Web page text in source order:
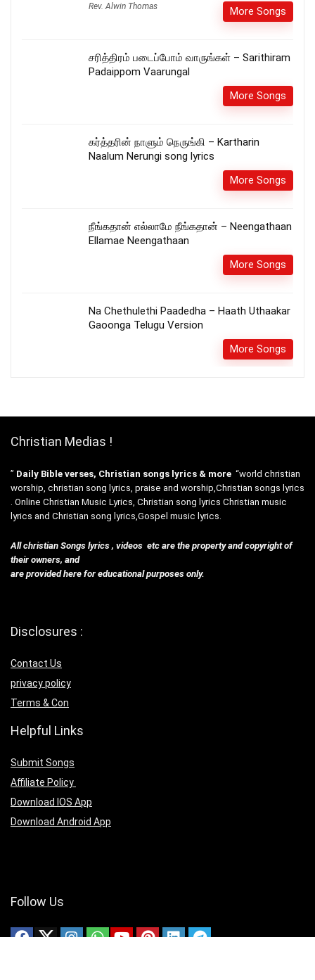
Rev. Alwin Thomas More Songs
சரித்திரம் படைப்போம் வாருங்கள் – Sarithiram
Padaippom Vaarungal
More Songs
கர்த்தரின் நாளும் நெருங்கி – Kartharin
Naalum Nerungi song lyrics
More Songs
நீங்கதான் எல்லாமே நீங்கதான் – Neengathaan
Ellamae Neengathaan
More Songs
Na Chethulethi Paadedha – Haath Uthaakar
Gaoonga Telugu Version
More Songs
Christian Medias !
” Daily Bible verses, Christian songs lyrics & more “world christian
worship, christian song lyrics, praise and worship,Christian songs lyrics
. Online Christian Music Lyrics, Christian song lyrics Christian music
lyrics and Christian song lyrics,Gospel music lyrics.
All christian Songs lyrics , videos etc are the property and copyright of
their owners, and
are provided here for educational purposes only.
Disclosures :
Contact Us
privacy policy
Terms & Con
Helpful Links
Submit Songs
Affiliate Policy
Download IOS App
Download Android App
Follow Us